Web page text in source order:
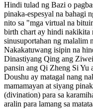
Hindi tulad ng Bazi o
pinaka-espesyal na bahagi
nito sa "mga virtual na
birth chart ay hindi nakikita
sinusuportahan ng malalim
Nakakatuwang isipin na
Dinastiyang Qing ang
pansin ang Qi Zheng Si
Doushu ay matagal nang
mamamayan at siyang
(divination) para sa
aralin para lamang sa